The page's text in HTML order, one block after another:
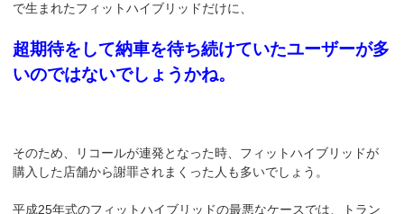
で生まれたフィットハイブリッドだけに、
超期待をして納車を待ち続けていたユーザーが多
いのではないでしょうかね。
そのため、リコールが連発となった時、フィットハイブリッドが
購入した店舗から謝罪されまくった人も多いでしょう。
平成25年式のフィットハイブリッドの最悪なケースでは、トラン